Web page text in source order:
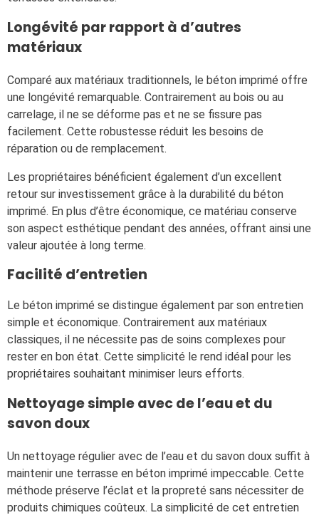
Longévité par rapport à d’autres
matériaux
Comparé aux matériaux traditionnels, le béton imprimé offre
une longévité remarquable. Contrairement au bois ou au
carrelage, il ne se déforme pas et ne se fissure pas
facilement. Cette robustesse réduit les besoins de
réparation ou de remplacement.
Les propriétaires bénéficient également d’un excellent
retour sur investissement grâce à la durabilité du béton
imprimé. En plus d’être économique, ce matériau conserve
son aspect esthétique pendant des années, offrant ainsi une
valeur ajoutée à long terme.
Facilité d’entretien
Le béton imprimé se distingue également par son entretien
simple et économique. Contrairement aux matériaux
classiques, il ne nécessite pas de soins complexes pour
rester en bon état. Cette simplicité le rend idéal pour les
propriétaires souhaitant minimiser leurs efforts.
Nettoyage simple avec de l’eau et du
savon doux
Un nettoyage régulier avec de l’eau et du savon doux suffit à
maintenir une terrasse en béton imprimé impeccable. Cette
méthode préserve l’éclat et la propreté sans nécessiter de
produits chimiques coûteux. La simplicité de cet entretien